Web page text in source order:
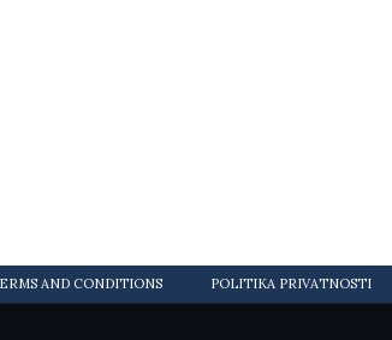
AND CONDITIONS POLITIKA PRIVATNOSTI